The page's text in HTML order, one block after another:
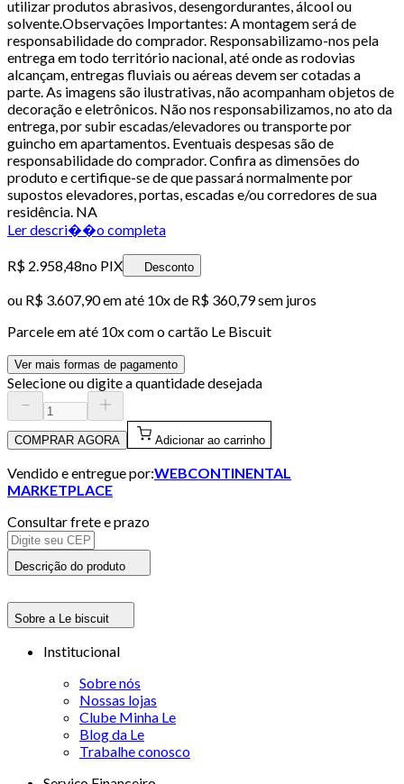
utilizar produtos abrasivos, desengordurantes, álcool ou
solvente.Observações Importantes: A montagem será de
responsabilidade do comprador. Responsabilizamo-nos pela
entrega em todo território nacional, até onde as rodovias
alcançam, entregas fluviais ou aéreas devem ser cotadas a
parte. As imagens são ilustrativas, não acompanham objetos de
decoração e eletrônicos. Não nos responsabilizamos, no ato da
entrega, por subir escadas/elevadores ou transporte por
guincho em apartamentos. Eventuais despesas são de
responsabilidade do comprador. Confira as dimensões do
produto e certifique-se de que passará normalmente por
supostos elevadores, portas, escadas e/ou corredores de sua
residência. NA
Ler descri��o completa
R$ 2.958,48no PIX Desconto
ou R$ 3.607,90em até 10x de R$ 360,79 sem juros
Parcele em até 10x com o cartão Le Biscuit
Ver mais formas de pagamento
Selecione ou digite a quantidade desejada
COMPRAR AGORA Adicionar ao carrinho
Vendido e entregue por:WEBCONTINENTAL
MARKETPLACE
Consultar frete e prazo
Descrição do produto
Sobre a Le biscuit
Institucional
Sobre nós
Nossas lojas
Clube Minha Le
Blog da Le
Trabalhe conosco